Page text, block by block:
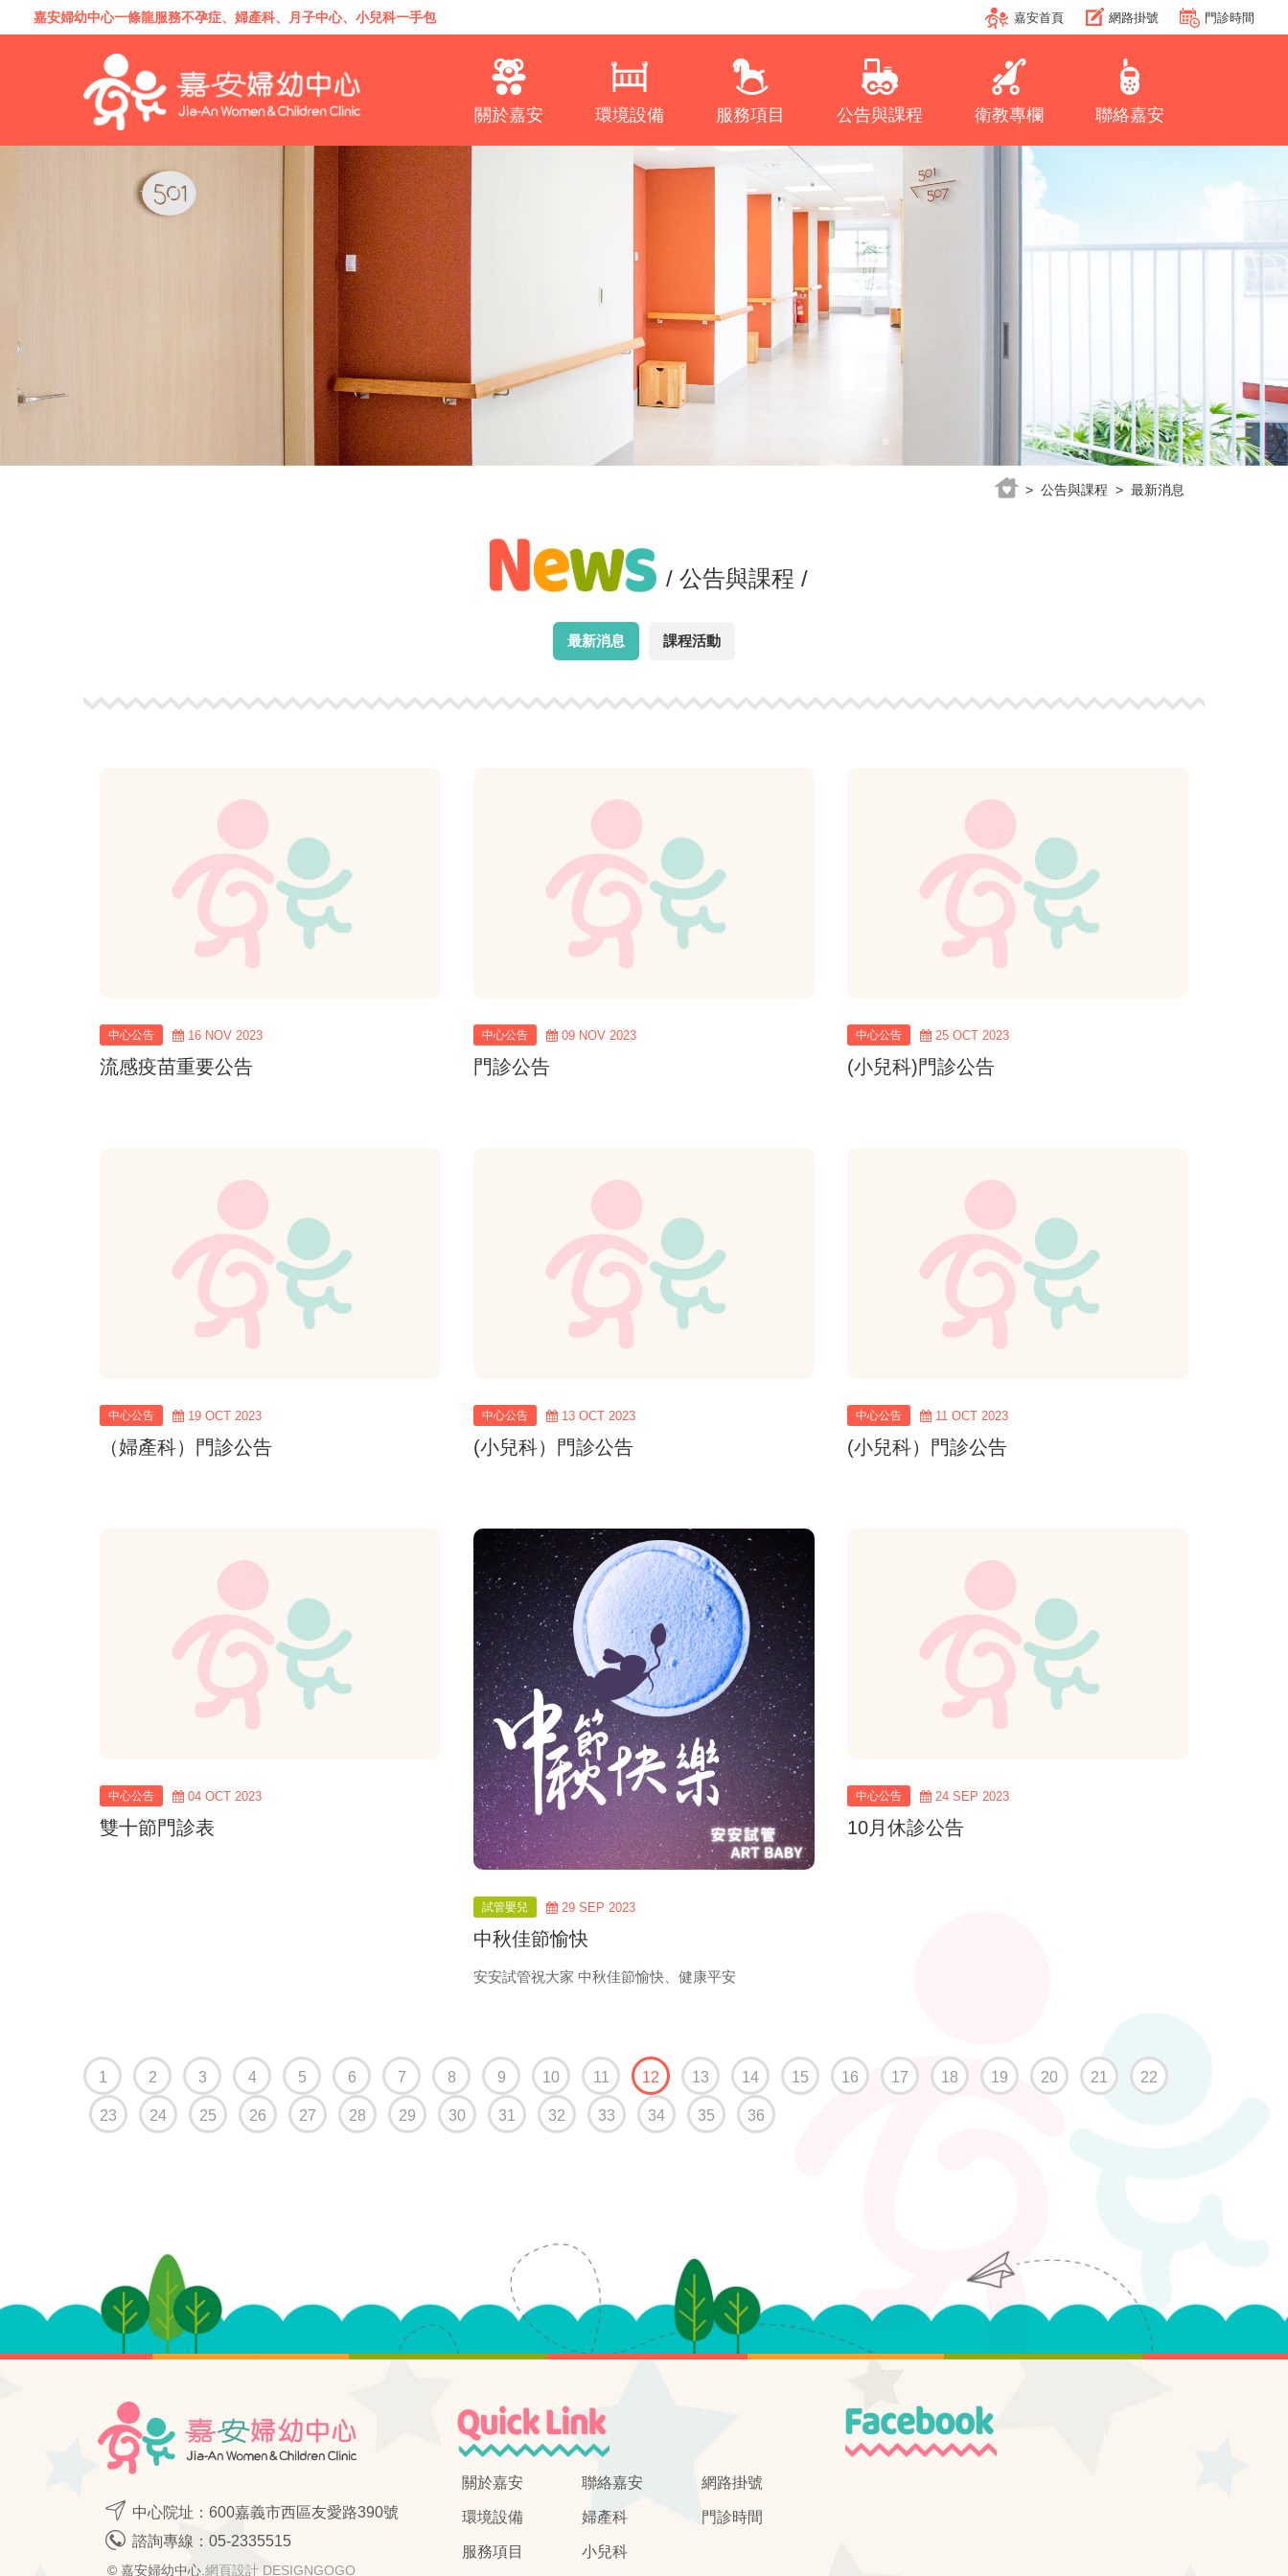
嘉安婦幼中心一條龍服務不孕症、 婦產科、 月子中心、 小兒科一手包 門診時間
網路掛號
嘉安首頁
關於嘉安 環境設備 服務項目 公告與課程 衛教專欄 聯絡嘉安
> 公告與課程 > 最新消息
/ 公告與課程 /
最新消息 課程活動
view
more
中心公告 16 NOV 2023
流感疫苗重要公告
view
more
中心公告 09 NOV 2023
門診公告
view
more
中心公告 25 OCT 2023
(小兒科)門診公告
view
more
中心公告 19 OCT 2023
（婦產科）門診公告
view
more
中心公告 13 OCT 2023
(小兒科）門診公告
view
more
中心公告 11 OCT 2023
(小兒科）門診公告
view
more
中心公告 04 OCT 2023
雙十節門診表
view
more
試管嬰兒 29 SEP 2023
中秋佳節愉快
安安試管祝大家 中秋佳節愉快、健康平安
view
more
中心公告 24 SEP 2023
10月休診公告
1 2 3 4 5 6 7 8 9 10 11 12 (current)
13 14 15 16 17 18 19 20 21 22
23 24 25 26 27 28 29 30 31 32 33 34 35 36
中心院址：600嘉義市西區友愛路390號
諮詢專線： 05-2335515
© 嘉安婦幼中心. 網頁設計 DESIGNGOGO
關於嘉安
環境設備
服務項目
聯絡嘉安
婦產科
小兒科
網路掛號
門診時間